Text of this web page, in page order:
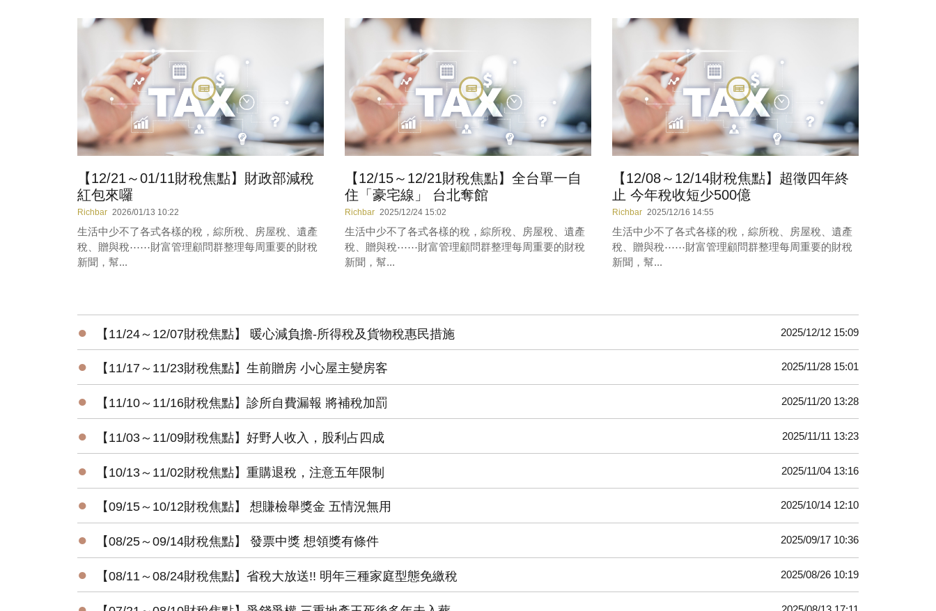
【12/21～01/11財稅焦點】財政部減稅
紅包來囉
Richbar 2026/01/13 10:22
生活中少不了各式各樣的稅，綜所稅、房屋稅、遺產
稅、贈與稅⋯⋯財富管理顧問群整理每周重要的財稅
新聞，幫...
【12/15～12/21財稅焦點】全台單一自
住「豪宅線」 台北奪館
Richbar 2025/12/24 15:02
生活中少不了各式各樣的稅，綜所稅、房屋稅、遺產
稅、贈與稅⋯⋯財富管理顧問群整理每周重要的財稅
新聞，幫...
【12/08～12/14財稅焦點】超徵四年終
止 今年稅收短少500億
Richbar 2025/12/16 14:55
生活中少不了各式各樣的稅，綜所稅、房屋稅、遺產
稅、贈與稅⋯⋯財富管理顧問群整理每周重要的財稅
新聞，幫...
● 【11/24～12/07財稅焦點】 暖心減負擔-所得稅及貨物稅惠民措施 2025/12/12 15:09
● 【11/17～11/23財稅焦點】生前贈房 小心屋主變房客 2025/11/28 15:01
● 【11/10～11/16財稅焦點】診所自費漏報 將補稅加罰 2025/11/20 13:28
● 【11/03～11/09財稅焦點】好野人收入，股利占四成 2025/11/11 13:23
● 【10/13～11/02財稅焦點】重購退稅，注意五年限制 2025/11/04 13:16
● 【09/15～10/12財稅焦點】 想賺檢舉獎金 五情況無用 2025/10/14 12:10
● 【08/25～09/14財稅焦點】 發票中獎 想領獎有條件 2025/09/17 10:36
● 【08/11～08/24財稅焦點】省稅大放送!! 明年三種家庭型態免繳稅 2025/08/26 10:19